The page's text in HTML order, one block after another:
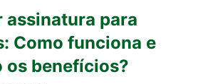
assinatura para
Como funciona e
os benefícios?